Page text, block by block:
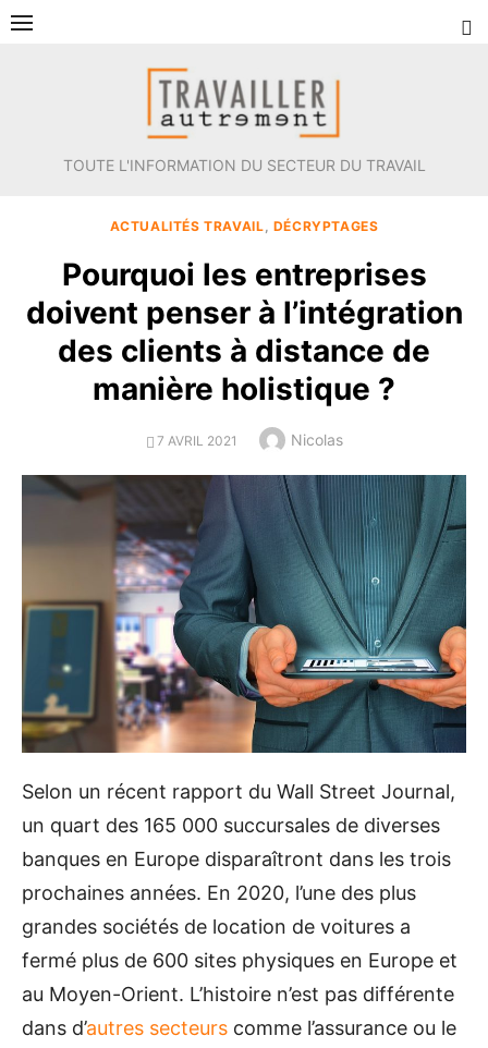
Aller
TOUTE L'INFORMATION DU SECTEUR DU TRAVAIL
ACTUALITÉS TRAVAIL DÉCRYPTAGES
Pourquoi les entreprises
doivent penser à l’intégration
des clients à distance de
manière holistique ?
POSTED
7 AVRIL 2021 Author
Nicolas
Selon un récent rapport du Wall Street Journal,
un quart des 165 000 succursales de diverses
banques en Europe disparaîtront dans les trois
prochaines années. En 2020, l’une des plus
grandes sociétés de location de voitures a
fermé plus de 600 sites physiques en Europe et
au Moyen-Orient. L’histoire n’est pas différente
dans d’autres secteurs comme l’assurance ou le